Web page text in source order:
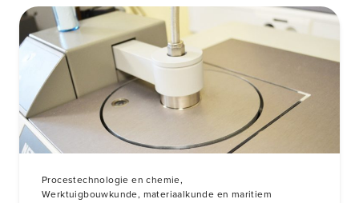
Procestechnologie en chemie,
Werktuigbouwkunde, materiaalkunde en maritiem